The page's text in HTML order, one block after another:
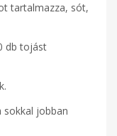
tartalmazza, sót,
db tojást
sokkal jobban